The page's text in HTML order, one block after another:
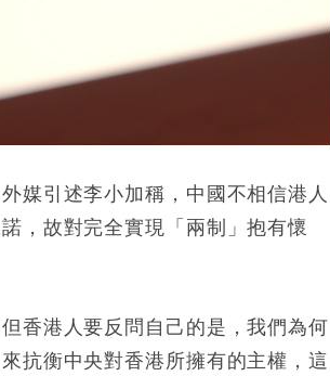
媒引述李小加稱，中國不相信港人
，故對完全實現「兩制」抱有懷
香港人要反問自己的是，我們為何
抗衡中央對香港所擁有的主權，這